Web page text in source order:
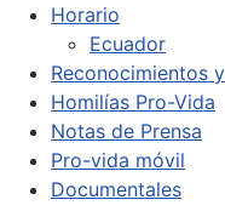
Horario
Ecuador
Reconocimientos
Homilías Pro-Vida
Notas de Prensa
Pro-vida móvil
Documentales